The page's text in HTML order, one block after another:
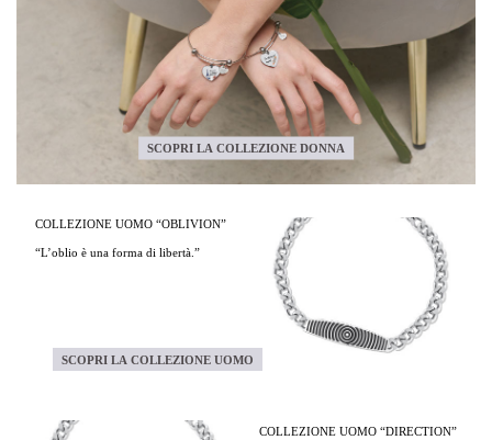
SCOPRI LA COLLEZIONE DONNA
COLLEZIONE UOMO “OBLIVION”
“L’oblio è una forma di libertà.”
SCOPRI LA COLLEZIONE UOMO
COLLEZIONE UOMO “DIRECTION”